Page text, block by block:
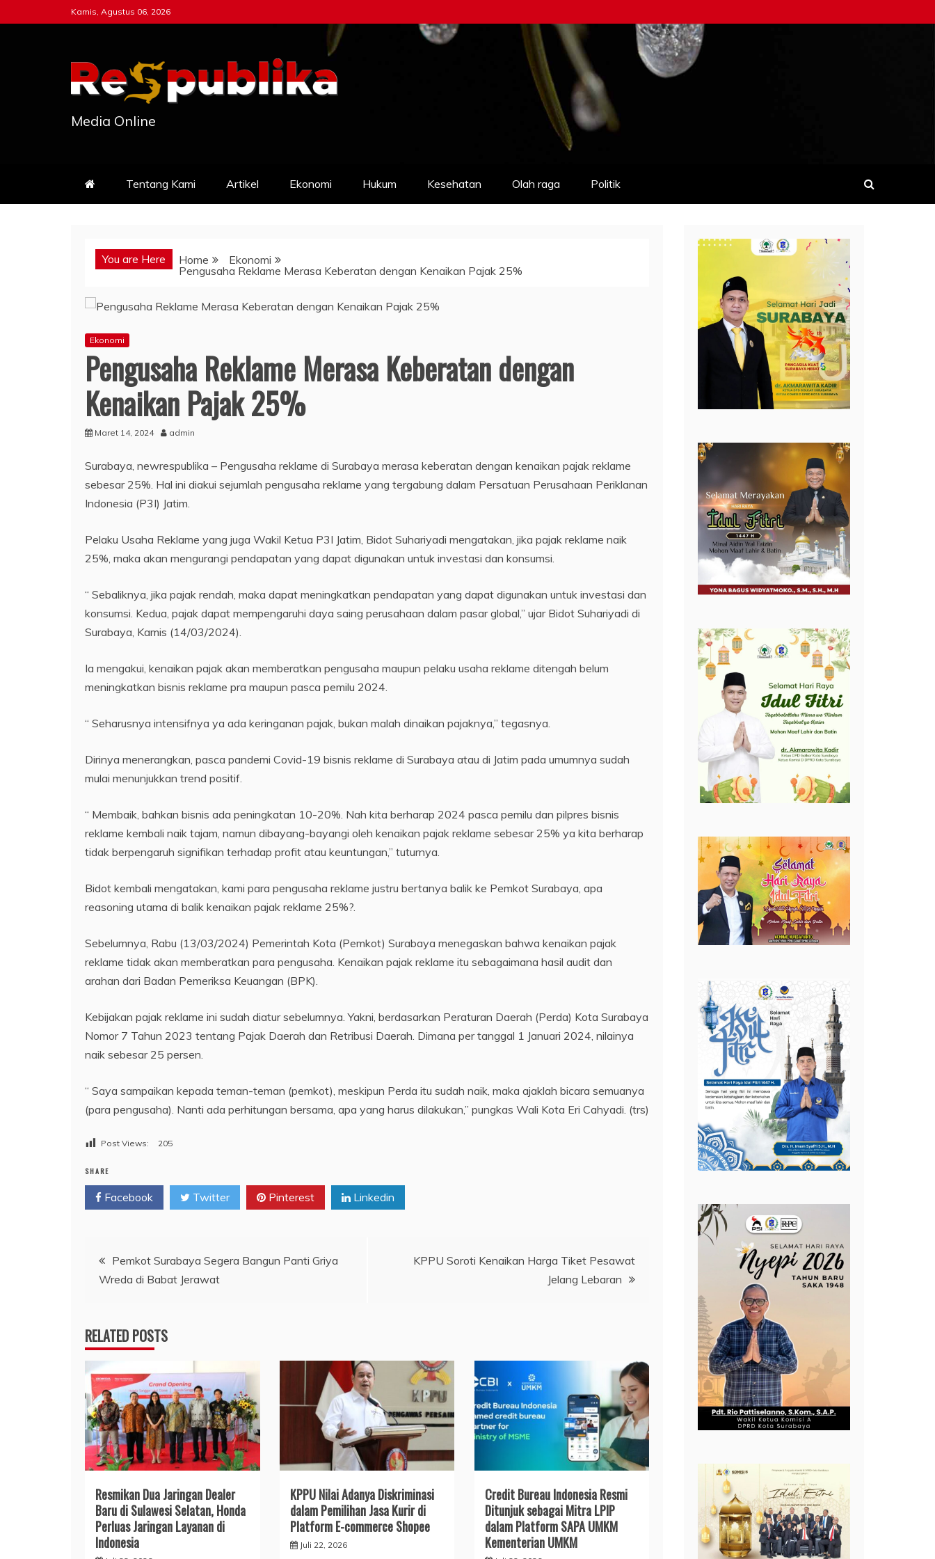
to
Kamis, Agustus 06, 2026
Media Online
Tentang Kami Artikel Ekonomi Hukum Kesehatan Olah raga Politik
You are Here Home
Ekonomi
Pengusaha Reklame Merasa Keberatan dengan Kenaikan Pajak 25%
Ekonomi
Pengusaha Reklame Merasa Keberatan dengan
Kenaikan Pajak 25%
Maret 14, 2024 admin
Surabaya, newrespublika – Pengusaha reklame di Surabaya merasa keberatan dengan kenaikan pajak reklame
sebesar 25%. Hal ini diakui sejumlah pengusaha reklame yang tergabung dalam Persatuan Perusahaan Periklanan
Indonesia (P3I) Jatim.
Pelaku Usaha Reklame yang juga Wakil Ketua P3I Jatim, Bidot Suhariyadi mengatakan, jika pajak reklame naik
25%, maka akan mengurangi pendapatan yang dapat digunakan untuk investasi dan konsumsi.
“ Sebaliknya, jika pajak rendah, maka dapat meningkatkan pendapatan yang dapat digunakan untuk investasi dan
konsumsi. Kedua, pajak dapat mempengaruhi daya saing perusahaan dalam pasar global,” ujar Bidot Suhariyadi di
Surabaya, Kamis (14/03/2024).
Ia mengakui, kenaikan pajak akan memberatkan pengusaha maupun pelaku usaha reklame ditengah belum
meningkatkan bisnis reklame pra maupun pasca pemilu 2024.
“ Seharusnya intensifnya ya ada keringanan pajak, bukan malah dinaikan pajaknya,” tegasnya.
Dirinya menerangkan, pasca pandemi Covid-19 bisnis reklame di Surabaya atau di Jatim pada umumnya sudah
mulai menunjukkan trend positif.
“ Membaik, bahkan bisnis ada peningkatan 10-20%. Nah kita berharap 2024 pasca pemilu dan pilpres bisnis
reklame kembali naik tajam, namun dibayang-bayangi oleh kenaikan pajak reklame sebesar 25% ya kita berharap
tidak berpengaruh signifikan terhadap profit atau keuntungan,” tuturnya.
Bidot kembali mengatakan, kami para pengusaha reklame justru bertanya balik ke Pemkot Surabaya, apa
reasoning utama di balik kenaikan pajak reklame 25%?.
Sebelumnya, Rabu (13/03/2024) Pemerintah Kota (Pemkot) Surabaya menegaskan bahwa kenaikan pajak
reklame tidak akan memberatkan para pengusaha. Kenaikan pajak reklame itu sebagaimana hasil audit dan
arahan dari Badan Pemeriksa Keuangan (BPK).
Kebijakan pajak reklame ini sudah diatur sebelumnya. Yakni, berdasarkan Peraturan Daerah (Perda) Kota Surabaya
Nomor 7 Tahun 2023 tentang Pajak Daerah dan Retribusi Daerah. Dimana per tanggal 1 Januari 2024, nilainya
naik sebesar 25 persen.
“ Saya sampaikan kepada teman-teman (pemkot), meskipun Perda itu sudah naik, maka ajaklah bicara semuanya
(para pengusaha). Nanti ada perhitungan bersama, apa yang harus dilakukan,” pungkas Wali Kota Eri Cahyadi. (trs)
Post Views: 205
SHARE
Facebook Twitter Pinterest Linkedin
Navigasi
pos
Pemkot Surabaya Segera Bangun Panti Griya
Wreda di Babat Jerawat
KPPU Soroti Kenaikan Harga Tiket Pesawat
Jelang Lebaran
RELATED POSTS
Resmikan Dua Jaringan Dealer
Baru di Sulawesi Selatan, Honda
Perluas Jaringan Layanan di
Indonesia
KPPU Nilai Adanya Diskriminasi
dalam Pemilihan Jasa Kurir di
Platform E-commerce Shopee
Juli 22, 2026
Credit Bureau Indonesia Resmi
Ditunjuk sebagai Mitra LPIP
dalam Platform SAPA UMKM
Kementerian UMKM